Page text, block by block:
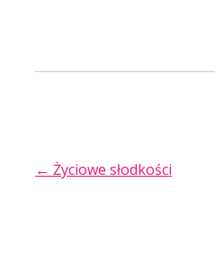
POST
← Życiowe słodkości